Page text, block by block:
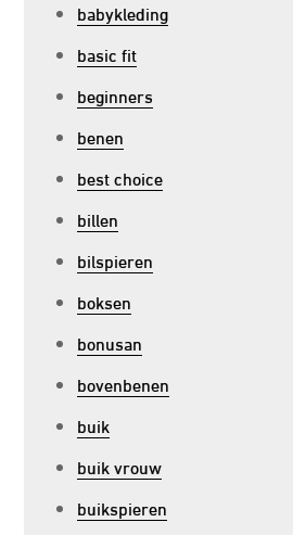
babykleding
basic fit
beginners
benen
best choice
billen
bilspieren
boksen
bonusan
bovenbenen
buik
buik vrouw
buikspieren